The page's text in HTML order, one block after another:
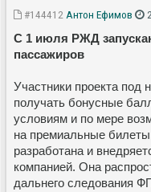
#144412 Антон Ефимов
С 1 июля РЖД
пассажиров
Участники проекта
получать бонусные
условиям и по мере
на премиальные
разработана и
компанией. Она
дальнего следования